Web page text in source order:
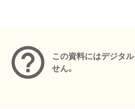
この資料にはデジタ
せん。